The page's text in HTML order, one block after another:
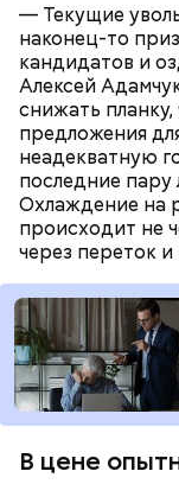
— Текущие
наконец-то
кандидатов и
Алексей
снижать
предложения
неадекватную
последние пару
Охлаждение на
происходит не
через переток
В цене
Обжаренные